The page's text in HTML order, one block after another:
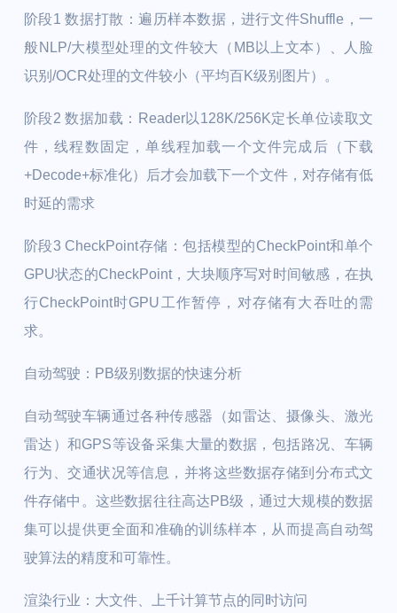
阶段1 数据打散：遍历样本数据，进行文件Shuffle，一
般NLP/大模型处理的文件较大（MB以上文本）、人脸
识别/OCR处理的文件较小（平均百K级别图片）。
阶段2 数据加载：Reader以128K/256K定长单位读取文
件，线程数固定，单线程加载一个文件完成后（下载
+Decode+标准化）后才会加载下一个文件，对存储有低
时延的需求
阶段3 CheckPoint存储：包括模型的CheckPoint和单个
GPU状态的CheckPoint，大块顺序写对时间敏感，在执
行CheckPoint时GPU工作暂停，对存储有大吞吐的需
求。
自动驾驶：PB级别数据的快速分析
自动驾驶车辆通过各种传感器（如雷达、摄像头、激光
雷达）和GPS等设备采集大量的数据，包括路况、车辆
行为、交通状况等信息，并将这些数据存储到分布式文
件存储中。这些数据往往高达PB级，通过大规模的数据
集可以提供更全面和准确的训练样本，从而提高自动驾
驶算法的精度和可靠性。
渲染行业：大文件、上千计算节点的同时访问